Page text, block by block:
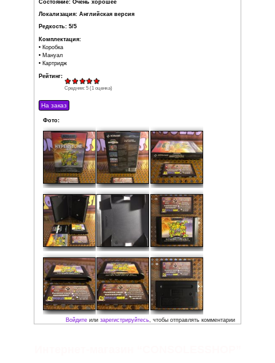
Среди боссов встречаются Кожаный лоб,
приемами, подобными первой аркадной игре), Татсу
Mutant Ninja Turtles: The Manhattan Missions), Бакстер
человека, подобно первой аркадной игре), Крэнг и
Разработчик: Konami
Product ID: T-95016
Дата выпуска: 1992
Регион: PAL
Жанр: Action / Beat-'Em-Up / 2D
Кол-во игроков: 1-2
Состояние: Очень хорошее
Локализация: Английская версия
Редкость: 5/5
Комплектация:
• Коробка
• Мануал
• Картридж
Рейтинг:
Средняя:5 (1оценка)